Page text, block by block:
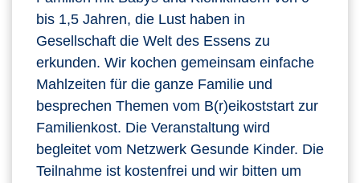
bis 1,5 Jahren, die Lust haben in
Gesellschaft die Welt des Essens zu
erkunden. Wir kochen gemeinsam einfache
Mahlzeiten für die ganze Familie und
besprechen Themen vom B(r)eikoststart zur
Familienkost. Die Veranstaltung wird
begleitet vom Netzwerk Gesunde Kinder. Die
Teilnahme ist kostenfrei und wir bitten um